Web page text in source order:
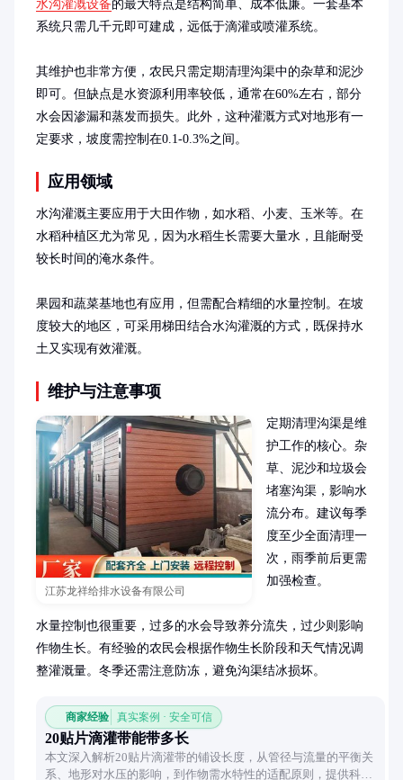
水沟灌溉设备的最大特点是结构简单、成本低廉。一套基本
系统只需几千元即可建成，远低于滴灌或喷灌系统。
其维护也非常方便，农民只需定期清理沟渠中的杂草和泥沙
即可。但缺点是水资源利用率较低，通常在60%左右，部分
水会因渗漏和蒸发而损失。此外，这种灌溉方式对地形有一
定要求，坡度需控制在0.1-0.3%之间。
应用领域
水沟灌溉主要应用于大田作物，如水稻、小麦、玉米等。在
水稻种植区尤为常见，因为水稻生长需要大量水，且能耐受
较长时间的淹水条件。
果园和蔬菜基地也有应用，但需配合精细的水量控制。在坡
度较大的地区，可采用梯田结合水沟灌溉的方式，既保持水
土又实现有效灌溉。
维护与注意事项
江苏龙祥给排水设备有限公司
定期清理沟渠是维
护工作的核心。杂
草、泥沙和垃圾会
堵塞沟渠，影响水
流分布。建议每季
度至少全面清理一
次，雨季前后更需
加强检查。
水量控制也很重要，过多的水会导致养分流失，过少则影响
作物生长。有经验的农民会根据作物生长阶段和天气情况调
整灌溉量。冬季还需注意防冻，避免沟渠结冰损坏。
商家经验 真实案例 · 安全可信
20贴片滴灌带能带多长
本文深入解析20贴片滴灌带的铺设长度，从管径与流量的平衡关
系、地形对水压的影响，到作物需水特性的适配原则，提供科学